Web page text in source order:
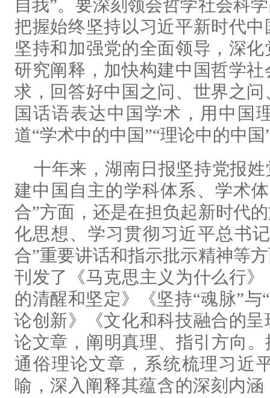
自我”。要深刻领会哲学社会科
把握始终坚持以习近平新时代
坚持和加强党的全面领导，深
研究阐释，加快构建中国哲学
求，回答好中国之问、世界之
国话语表达中国学术，用中国
道“学术中的中国”“理论中的中
十年来，湖南日报坚持党报
建中国自主的学科体系、学术
合”方面，还是在担负起新时代
化思想、学习贯彻习近平总书
合”重要讲话和指示批示精神等
刊发了《马克思主义为什么行
的清醒和坚定》《坚持“魂脉”
论创新》《文化和科技融合的
论文章，阐明真理、指引方向
通俗理论文章，系统梳理习近
喻，深入阐释其蕴含的深刻内